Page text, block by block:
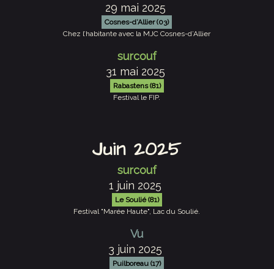
29 mai 2025
Cosnes-d’Allier (03)
Chez l’habitante avec la MJC Cosnes-d’Allier
surcouf
31 mai 2025
Rabastens (81)
Festival le FIP.
Juin 2025
surcouf
1 juin 2025
Le Soulié (81)
Festival "Marée Haute", Lac du Soulié.
Vu
3 juin 2025
Puilboreau (17)